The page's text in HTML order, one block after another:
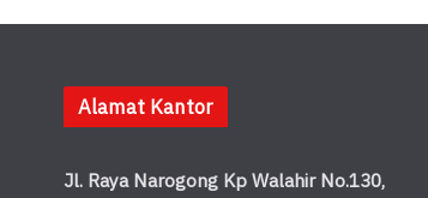
Alamat Kantor
Jl. Raya Narogong Kp Walahir No.130,